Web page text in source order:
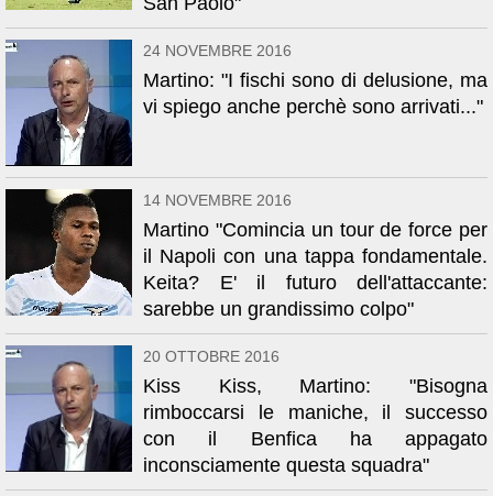
24 NOVEMBRE 2016
Martino: "I fischi sono di delusione, ma
vi spiego anche perchè sono arrivati..."
14 NOVEMBRE 2016
Martino "Comincia un tour de force per
il Napoli con una tappa fondamentale.
Keita? E' il futuro dell'attaccante:
sarebbe un grandissimo colpo"
20 OTTOBRE 2016
Kiss Kiss, Martino: "Bisogna
rimboccarsi le maniche, il successo
con il Benfica ha appagato
inconsciamente questa squadra"